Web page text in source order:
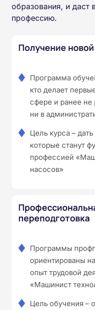
образования, и даст
профессию.
Получение
Программа
кто делает
сфере и ранее не
ни в
Цель курса –
которые станут
профессией
насосов»
переподготовка
Программы
ориентированы
опыт трудовой
«Машинист
Цель обучения –